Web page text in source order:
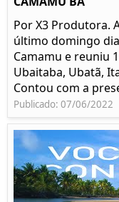
Por X3 Produtora.
último domingo
Camamu e reuniu
Ubaitaba, Ubatã,
Contou com a
Publicado: 07/06/2022